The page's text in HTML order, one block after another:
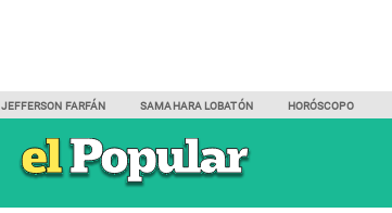
JEFFERSON FARFÁN SAMAHARA LOBATÓN HORÓSCOPO